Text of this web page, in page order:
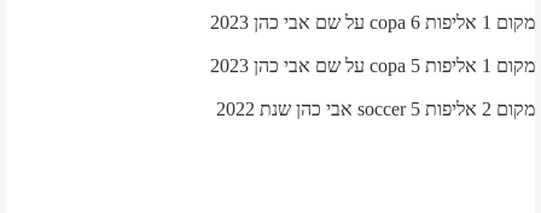
מקום 1 אליפות copa 6 על שם אבי כהן 2023
מקום 1 אליפות copa 5 על שם אבי כהן 2023
מקום 2 אליפות soccer 5 אבי כהן שנת 2022